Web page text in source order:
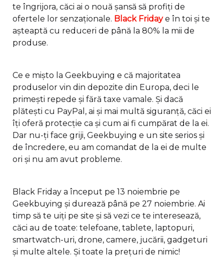
te îngrijora, căci ai o nouă șansă să profiți de
ofertele lor senzaționale. Black Fridaye în toi și te
așteaptă cu reduceri de până la 80% la mii de
produse.
Ce e mișto la Geekbuying e că majoritatea
produselor vin din depozite din Europa, deci le
primești repede și fără taxe vamale. Și dacă
plătești cu PayPal, ai și mai multă siguranță, căci ei
îți oferă protecție ca și cum ai fi cumpărat de la ei.
Dar nu-ți face griji, Geekbuying e un site serios și
de încredere, eu am comandat de la ei de multe
ori și nu am avut probleme.
Black Friday a început pe 13 noiembrie pe
Geekbuying și durează până pe 27 noiembrie. Ai
timp să te uiți pe site și să vezi ce te interesează,
căci au de toate: telefoane, tablete, laptopuri,
smartwatch-uri, drone, camere, jucării, gadgeturi
și multe altele. Și toate la prețuri de nimic!